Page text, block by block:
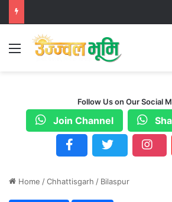
Menu
Follow Us on Our Social
Join Channel
Home /Chhattisgarh / Bilaspur